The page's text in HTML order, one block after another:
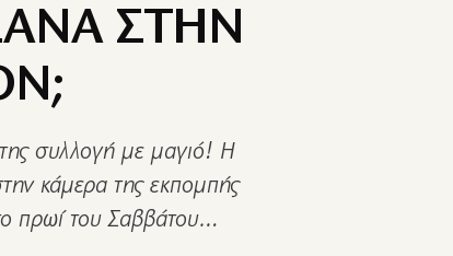
ΣΤΗΝ
συλλογή με μαγιό! Η
κάμερα της εκπομπής
πρωί του Σαββάτου…